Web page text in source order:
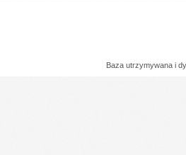
Baza utrzymywana i